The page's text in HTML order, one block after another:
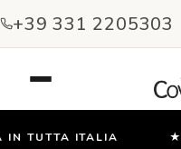
+39 331 2205303
TUTTA ITALIA ★